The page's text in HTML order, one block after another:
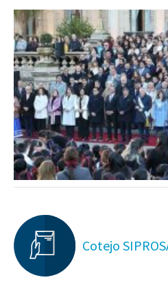
Cotejo